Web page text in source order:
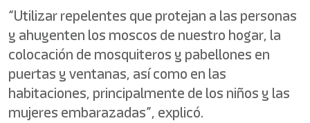
“Utilizar repelentes que protejan a las personas
y ahuyenten los moscos de nuestro hogar, la
colocación de mosquiteros y pabellones en
puertas y ventanas, así como en las
habitaciones, principalmente de los niños y las
mujeres embarazadas”, explicó.